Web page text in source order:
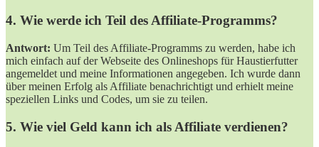
4. Wie werde ich Teil des Affiliate-Programms?
Antwort: Um Teil des Affiliate-Programms zu werden, habe ich
mich einfach auf der Webseite des Onlineshops für Haustierfutter
angemeldet und meine Informationen angegeben. Ich wurde dann
über meinen Erfolg als Affiliate benachrichtigt und erhielt meine
speziellen Links und Codes, um sie zu teilen.
5. Wie viel Geld kann ich als Affiliate verdienen?